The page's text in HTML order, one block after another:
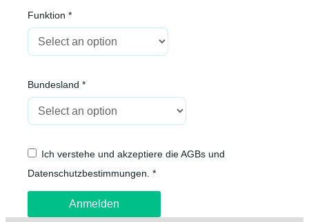
Funktion *
Bundesland *
Ich verstehe und akzeptiere die AGBs und
Datenschutzbestimmungen. *